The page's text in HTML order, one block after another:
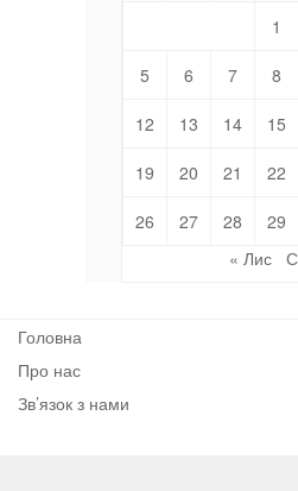
1
5 6 7 8
12 13 14 15
19 20 21 22
26 27 28 29
« Лис
Головна
Про нас
Зв’язок з нами